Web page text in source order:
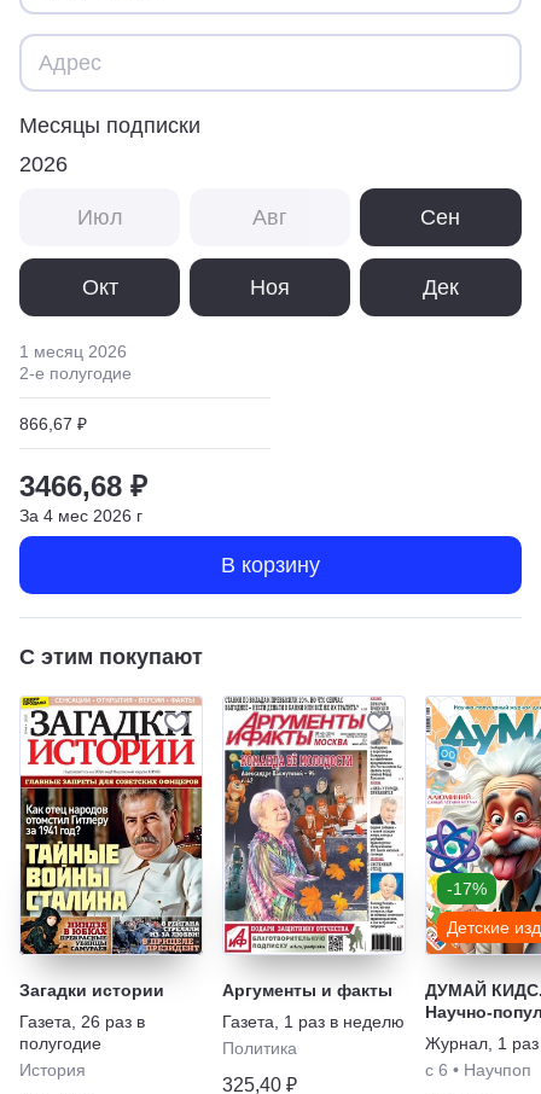
Месяцы подписки
2026
Июл Авг Сен
Окт Ноя Дек
1 месяц 2026
2-е полугодие
866,67 ₽
3466,68 ₽
За 4 мес 2026 г
В корзину
С этим покупают
Загадки истории
Газета
26 раз в
полугодие
История
Аргументы и факты
Газета
1 раз в неделю
Политика
325,40 ₽
-17%
Детские
ДУМАЙ
Научно-
журнал для
Журнал 1
с 6 • Научпоп